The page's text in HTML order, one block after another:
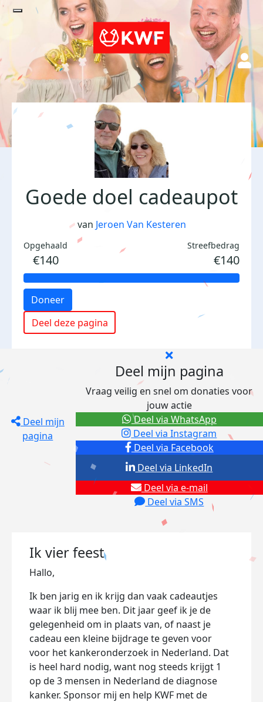
Goede doel cadeaupot
van Jeroen Van Kesteren
Opgehaald
€140
Streefbedrag
€140
Doneer
Deel deze pagina
Deel mijn
pagina
Deel mijn pagina
Vraag veilig en snel om donaties voor
jouw actie
Deel via Facebook
Deel via Instagram
Deel via e-mail
Deel via SMS
Deel via LinkedIn
Deel via WhatsApp
Ik vier feest
Hallo,
Ik ben jarig en ik krijg dan vaak cadeautjes
waar ik blij mee ben. Dit jaar geef ik je de
gelegenheid om in plaats van, of naast je
cadeau een kleine bijdrage te geven voor
voor het kankeronderzoek in Nederland. Dat
is heel hard nodig, want nog steeds krijgt 1
op de 3 mensen in Nederland de diagnose
kanker. Sponsor mij en help KWF met de